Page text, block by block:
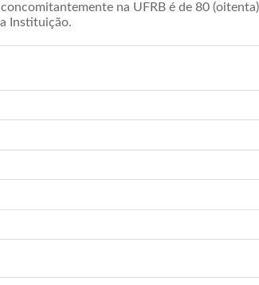
na UFRB é de 80
Instituição.